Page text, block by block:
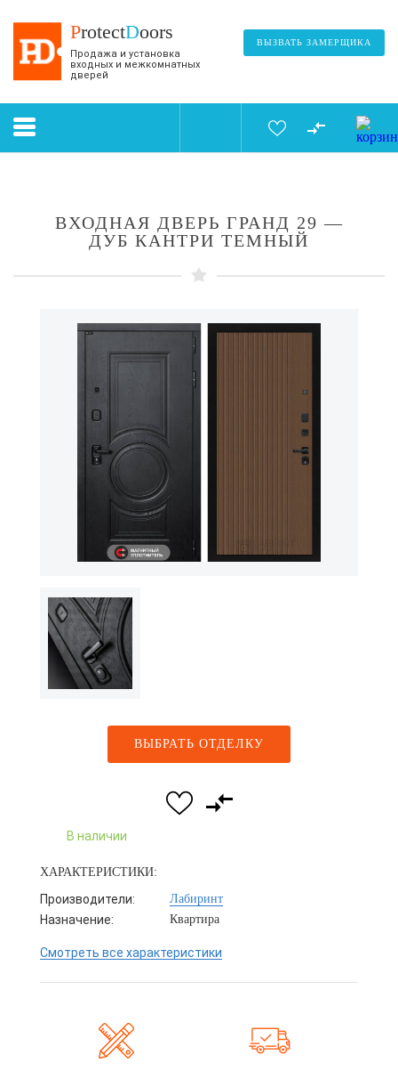
ProtectDoors
Продажа и установка
входных и межкомнатных
дверей
ВЫЗВАТЬ ЗАМЕРЩИКА
ВХОДНАЯ ДВЕРЬ ГРАНД 29 —
ДУБ КАНТРИ ТЕМНЫЙ
ВЫБРАТЬ ОТДЕЛКУ
В наличии
ХАРАКТЕРИСТИКИ:
Производители: Лабиринт
Назначение: Квартира
Смотреть все характеристики